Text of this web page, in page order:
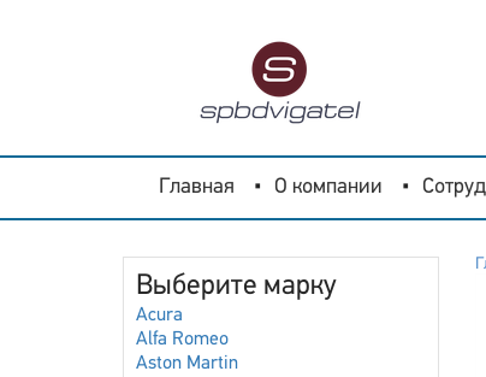
Главная О компании
Выберите марку
Acura
Alfa Romeo
Aston Martin